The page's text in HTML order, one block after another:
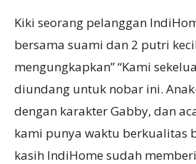
Kiki seorang pelanggan
bersama suami dan 2 putri
mengungkapkan” “Kami
diundang untuk nobar ini.
dengan karakter Gabby, dan
kami punya waktu berkualitas
kasih IndiHome sudah